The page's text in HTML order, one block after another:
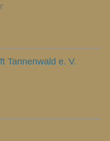
Tannenwald e. V.